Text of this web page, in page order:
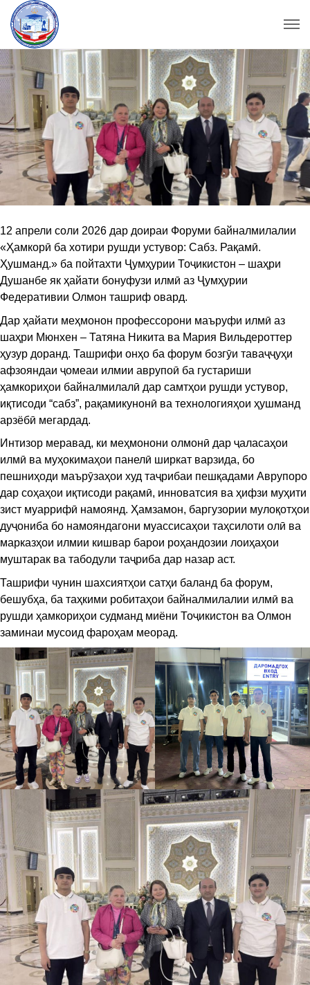
12 апрели соли 2026 дар доираи Форуми байналмилалии
«Ҳамкорӣ ба хотири рушди устувор: Сабз. Рақамӣ.
Ҳушманд.» ба пойтахти Ҷумҳурии Тоҷикистон – шаҳри
Душанбе як ҳайати бонуфузи илмӣ аз Ҷумҳурии
Федеративии Олмон ташриф овард.
Дар ҳайати меҳмонон профессорони маъруфи илмӣ аз
шаҳри Мюнхен – Татяна Никита ва Мария Вильдероттер
ҳузур доранд. Ташрифи онҳо ба форум бозгӯи таваҷҷуҳи
афзояндаи ҷомеаи илмии аврупоӣ ба густариши
ҳамкориҳои байналмилалӣ дар самтҳои рушди устувор,
иқтисоди “сабз”, рақамикунонӣ ва технологияҳои ҳушманд
арзёбӣ мегардад.
Интизор меравад, ки меҳмонони олмонӣ дар ҷаласаҳои
илмӣ ва муҳокимаҳои панелӣ ширкат варзида, бо
пешниҳоди маърӯзаҳои худ таҷрибаи пешқадами Аврупоро
дар соҳаҳои иқтисоди рақамӣ, инноватсия ва ҳифзи муҳити
зист муаррифӣ намоянд. Ҳамзамон, баргузории мулоқотҳои
дуҷониба бо намояндагони муассисаҳои таҳсилоти олӣ ва
марказҳои илмии кишвар барои роҳандозии лоиҳаҳои
муштарак ва табодули таҷриба дар назар аст.
Ташрифи чунин шахсиятҳои сатҳи баланд ба форум,
бешубҳа, ба таҳкими робитаҳои байналмилалии илмӣ ва
рушди ҳамкориҳои судманд миёни Тоҷикистон ва Олмон
заминаи мусоид фароҳам меорад.